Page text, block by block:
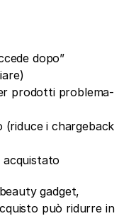
dopo”
prodotti problema-
i chargeback
acquistato
gadget,
può ridurre in